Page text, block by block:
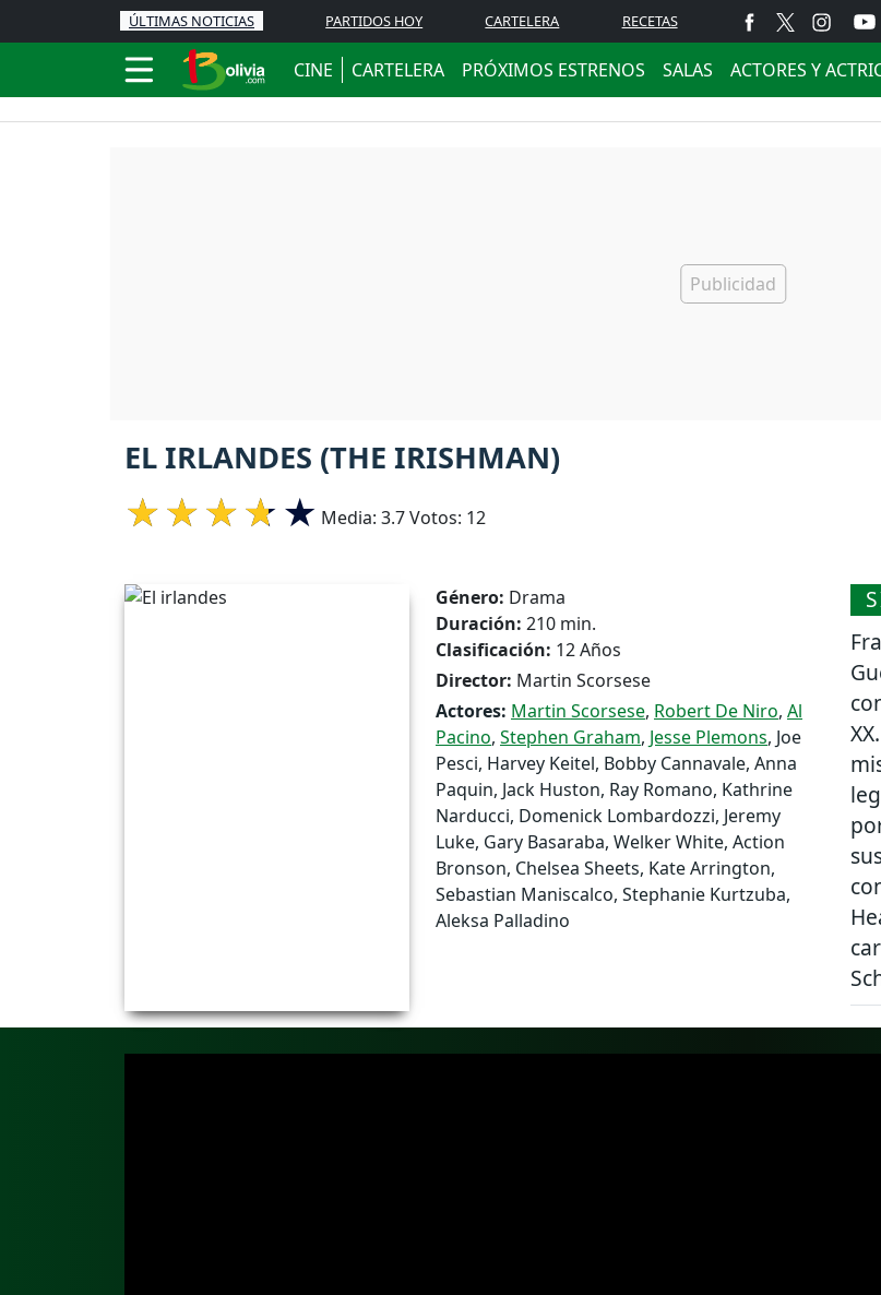
ÚLTIMAS NOTICIAS PARTIDOS HOY CARTELERA RECETAS
CINE CARTELERA PRÓXIMOS ESTRENOS SALAS ACTORES Y
EL IRLANDES (THE IRISHMAN)
Media: 3.7Votos: 12
Género: Drama
Duración: 210 min.
Clasificación: 12 Años
Director: Martin Scorsese
Actores: Martin Scorsese, Robert De Niro, Al
Pacino, Stephen Graham, Jesse Plemons, Joe
Pesci, Harvey Keitel, Bobby Cannavale, Anna
Paquin, Jack Huston, Ray Romano, Kathrine
Narducci, Domenick Lombardozzi, Jeremy
Luke, Gary Basaraba, Welker White, Action
Bronson, Chelsea Sheets, Kate Arrington,
Sebastian Maniscalco, Stephanie Kurtzuba,
Aleksa Palladino